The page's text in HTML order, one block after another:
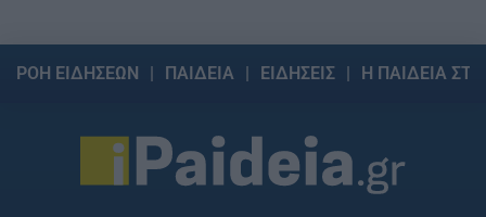
ΡΟΗ ΕΙΔΗΣΕΩΝ ΠΑΙΔΕΙΑ ΕΙΔΗΣΕΙΣ Η ΠΑΙΔΕΙΑ